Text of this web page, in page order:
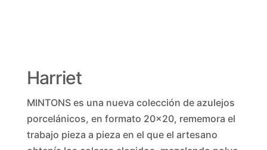
Harriet
MINTONS es una nueva colección de azulejos
porcelánicos, en formato 20×20, rememora el
trabajo pieza a pieza en el que el artesano